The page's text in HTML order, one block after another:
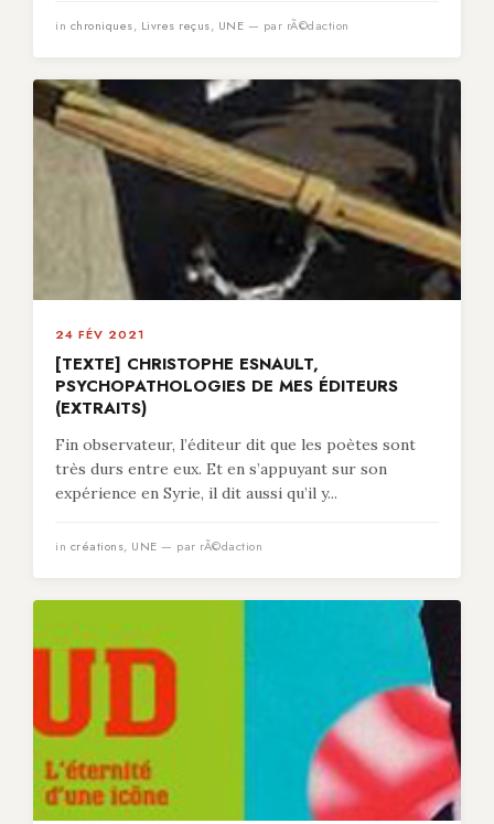
in chroniques, Livres reçus, UNE — par rÃ©daction
24 FÉV 2021
[TEXTE] CHRISTOPHE ESNAULT,
PSYCHOPATHOLOGIES DE MES ÉDITEURS
(EXTRAITS)
Fin observateur, l’éditeur dit que les poètes sont
très durs entre eux. Et en s’appuyant sur son
expérience en Syrie, il dit aussi qu’il y...
in créations, UNE — par rÃ©daction